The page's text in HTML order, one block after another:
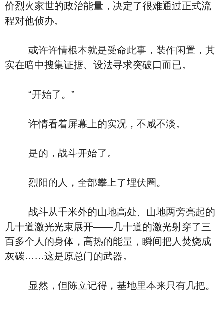
价烈火家世的政治能量，决定了很难通过正式流
程对他侦办。
或许许情根本就是受命此事，装作闲置，其
实在暗中搜集证据、设法寻求突破口而已。
“开始了。”
许情看着屏幕上的实况，不咸不淡。
是的，战斗开始了。
烈阳的人，全部攀上了埋伏圈。
战斗从千米外的山地高处、山地两旁亮起的
几十道激光光束展开――几十道的激光射穿了三
百多个人的身体，高热的能量，瞬间把人焚烧成
灰碳……这是原总门的武器。
显然，但陈立记得，基地里本来只有几把。